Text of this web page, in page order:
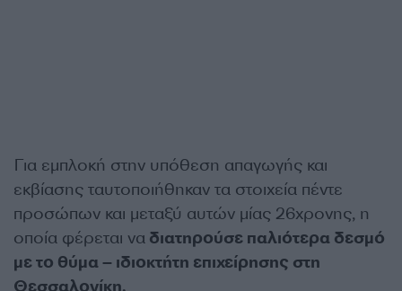
Για εμπλοκή στην υπόθεση απαγωγής και
εκβίασης ταυτοποιήθηκαν τα στοιχεία πέντε
προσώπων και μεταξύ αυτών μίας 26χρονης, η
οποία φέρεται να διατηρούσε παλιότερα δεσμό
με το θύμα – ιδιοκτήτη επιχείρησης στη